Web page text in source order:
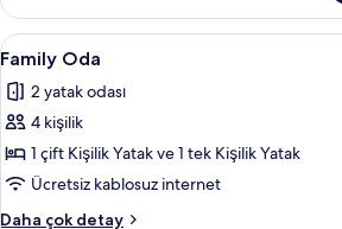
fazla
detay
Family
Oda
için
tüm
fotoğrafları
görün
Family
4
Family Oda
2 yatak odası
4 kişilik
1 çift Kişilik Yatak ve 1 tek Kişilik Yatak
Ücretsiz kablosuz internet
Daha çok detay
Family